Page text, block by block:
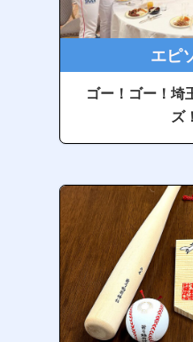
エピ
ゴー！ゴー！埼
ズ